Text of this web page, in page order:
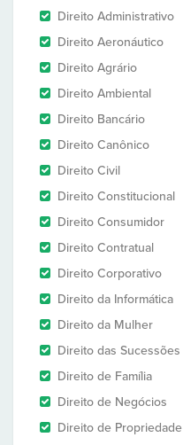
Direito Administrativo
Direito Aeronáutico
Direito Agrário
Direito Ambiental
Direito Bancário
Direito Canônico
Direito Civil
Direito Constitucional
Direito Consumidor
Direito Contratual
Direito Corporativo
Direito da Informática
Direito da Mulher
Direito das Sucessões
Direito de Família
Direito de Negócios
Direito de Propriedade